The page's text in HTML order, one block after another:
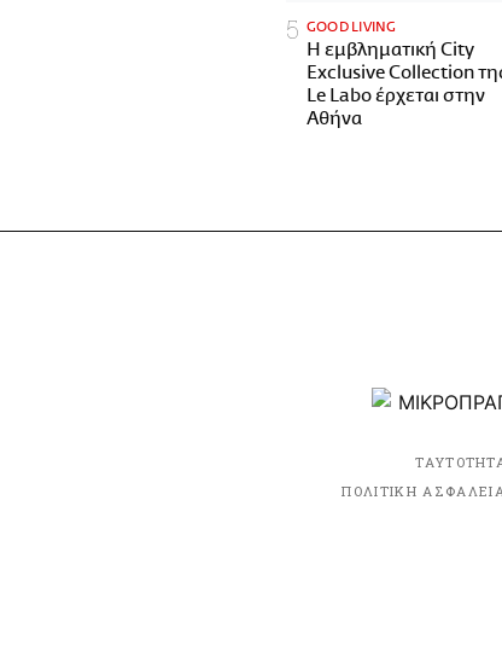
GOOD LIVING
Η εμβληματική City
Exclusive Collection
Le Labo έρχεται στην
Αθήνα
ΠΟΛΙΤΙΚΗ